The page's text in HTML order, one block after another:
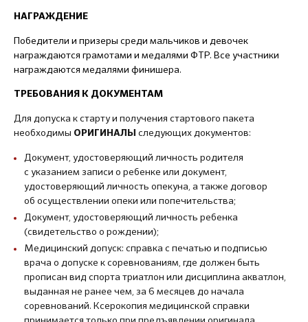
НАГРАЖДЕНИЕ
Победители и призеры среди мальчиков и девочек
награждаются грамотами и медалями ФТР. Все участники
награждаются медалями финишера.
ТРЕБОВАНИЯ К ДОКУМЕНТАМ
Для допуска к старту и получения стартового пакета
необходимы ОРИГИНАЛЫ следующих документов:
Документ, удостоверяющий личность родителя
с указанием записи о ребенке или документ,
удостоверяющий личность опекуна, а также договор
об осуществлении опеки или попечительства;
Документ, удостоверяющий личность ребенка
(свидетельство о рождении);
Медицинский допуск: справка с печатью и подписью
врача о допуске к соревнованиям, где должен быть
прописан вид спорта триатлон или дисциплина акватлон,
выданная не ранее чем, за 6 месяцев до начала
соревнований. Ксерокопия медицинской справки